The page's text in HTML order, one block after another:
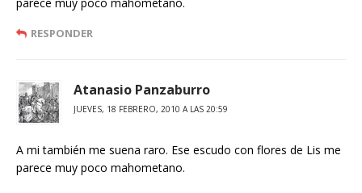
RESPONDER
Atanasio Panzaburro
JUEVES, 18 FEBRERO, 2010 A LAS 20:59
A mi también me suena raro. Ese escudo con flores de Lis me
parece muy poco mahometano.